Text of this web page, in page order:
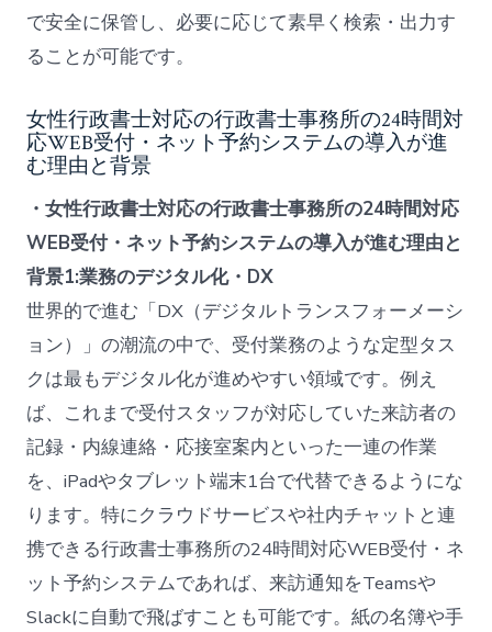
で安全に保管し、必要に応じて素早く検索・出力す
ることが可能です。
女性行政書士対応の行政書士事務所の24時間対
応WEB受付・ネット予約システムの導入が進
む理由と背景
・女性行政書士対応の行政書士事務所の24時間対応
WEB受付・ネット予約システムの導入が進む理由と
背景1:業務のデジタル化・DX
世界的で進む「DX（デジタルトランスフォーメーシ
ョン）」の潮流の中で、受付業務のような定型タス
クは最もデジタル化が進めやすい領域です。例え
ば、これまで受付スタッフが対応していた来訪者の
記録・内線連絡・応接室案内といった一連の作業
を、iPadやタブレット端末1台で代替できるようにな
ります。特にクラウドサービスや社内チャットと連
携できる行政書士事務所の24時間対応WEB受付・ネ
ット予約システムであれば、来訪通知をTeamsや
Slackに自動で飛ばすことも可能です。紙の名簿や手